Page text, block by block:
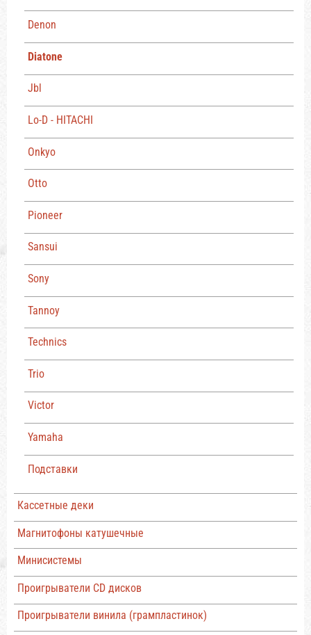
Denon
Diatone
Jbl
Lo-D - HITACHI
Onkyo
Otto
Pioneer
Sansui
Sony
Tannoy
Technics
Trio
Victor
Yamaha
Подставки
Кассетные деки
Магнитофоны катушечные
Минисистемы
Проигрыватели CD дисков
Проигрыватели винила (грампластинок)